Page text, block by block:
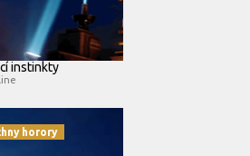
instinkty
horory